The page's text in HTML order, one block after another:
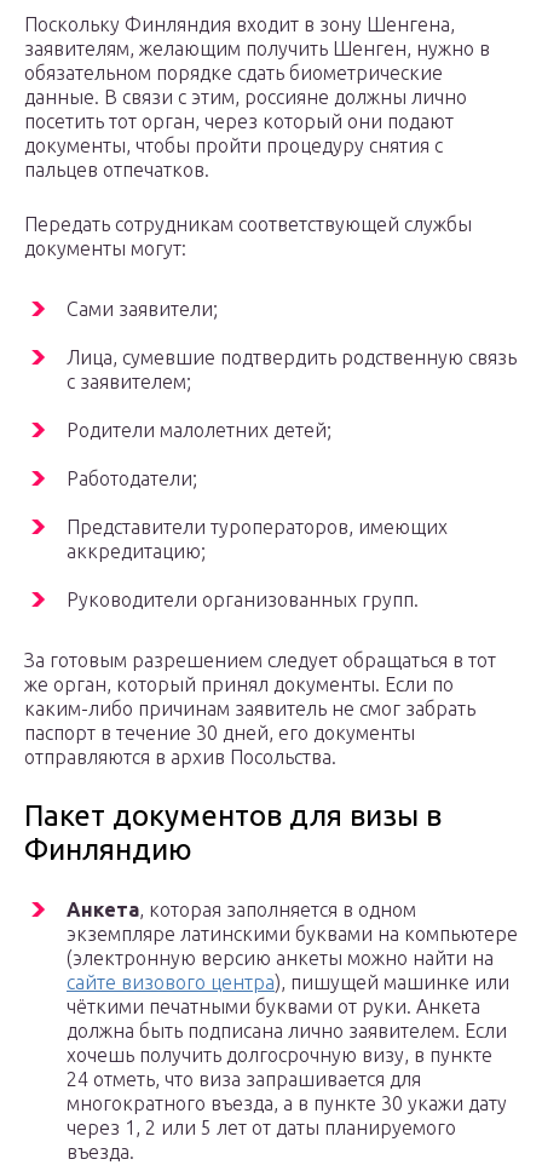
Поскольку Финляндия входит в зону Шенгена,
заявителям, желающим получить Шенген, нужно в
обязательном порядке сдать биометрические
данные. В связи с этим, россияне должны лично
посетить тот орган, через который они подают
документы, чтобы пройти процедуру снятия с
пальцев отпечатков.
Передать сотрудникам соответствующей службы
документы могут:
Сами заявители;
Лица, сумевшие подтвердить родственную связь
с заявителем;
Родители малолетних детей;
Работодатели;
Представители туроператоров, имеющих
аккредитацию;
Руководители организованных групп.
За готовым разрешением следует обращаться в тот
же орган, который принял документы. Если по
каким-либо причинам заявитель не смог забрать
паспорт в течение 30 дней, его документы
отправляются в архив Посольства.
Пакет документов для визы в
Финляндию
Анкета, которая заполняется в одном
экземпляре латинскими буквами на компьютере
(электронную версию анкеты можно найти на
сайте визового центра), пишущей машинке или
чёткими печатными буквами от руки. Анкета
должна быть подписана лично заявителем. Если
хочешь получить долгосрочную визу, в пункте
24 отметь, что виза запрашивается для
многократного въезда, а в пункте 30 укажи дату
через 1, 2 или 5 лет от даты планируемого
въезда.